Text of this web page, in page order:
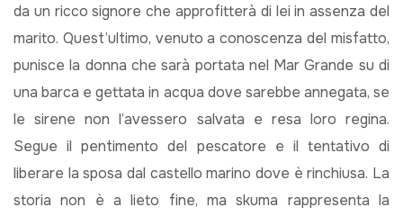
da un ricco signore che approfitterà di lei in assenza del
marito. Quest’ultimo, venuto a conoscenza del misfatto,
punisce la donna che sarà portata nel Mar Grande su di
una barca e gettata in acqua dove sarebbe annegata, se
le sirene non l’avessero salvata e resa loro regina.
Segue il pentimento del pescatore e il tentativo di
liberare la sposa dal castello marino dove è rinchiusa. La
storia non è a lieto fine, ma skuma rappresenta la